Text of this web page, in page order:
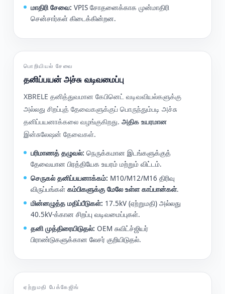
மாதிரி சேவை: VPIS சோதனைக்காக முன்மாதிரி
சென்சார்கள் கிடைக்கின்றன.
பொறியியல் சேவை
தனிப்பயன் அச்சு வடிவமைப்பு
XBRELE தனித்துவமான கேபினெட் வடிவவியல்களுக்கு
அல்லது சிறப்புத் தேவைகளுக்குப் பொருந்தும்படி அச்சு
தனிப்பயனாக்கலை வழங்குகிறது. அதிக உயரமான
இன்சுலேஷன் தேவைகள்.
பரிமாணத் தழுவல்: நெருக்கமான இடங்களுக்குத்
தேவையான பிரத்தியேக உயரம் மற்றும் விட்டம்.
செருகல் தனிப்பயனாக்கம்: M10/M12/M16 திரிவு
விருப்பங்கள் கம்பிகளுக்கு மேலே உள்ள காப்பான்கள்.
மின்னழுத்த மதிப்பீடுகள்: 17.5kV (ஏற்றுமதி) அல்லது
40.5kV-க்கான சிறப்பு வடிவமைப்புகள்.
தனி முத்திரையிடுதல்: OEM சுவிட்ச்ஜியர்
பிராண்டுகளுக்கான லேசர் குறியிடுதல்.
ஏற்றுமதி பேக்கேஜிங்